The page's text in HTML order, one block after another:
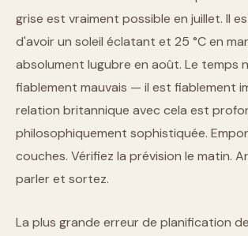
grise est vraiment possible en juillet. Il
d'avoir un soleil éclatant et 25 °C en
absolument lugubre en août. Le temps
fiablement mauvais — il est fiablement
relation britannique avec cela est
philosophiquement sophistiquée.
couches. Vérifiez la prévision le matin.
parler et sortez.
La plus grande erreur de planification de